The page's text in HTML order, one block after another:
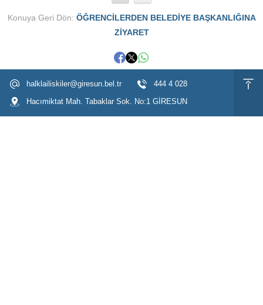
Konuya Geri Dön: ÖĞRENCİLERDEN BELEDİYE BAŞKANLIĞINA
ZİYARET
halklailiskiler@giresun.bel.tr
444 4 028
Hacımiktat Mah. Tabaklar Sok. No:1 GİRESUN